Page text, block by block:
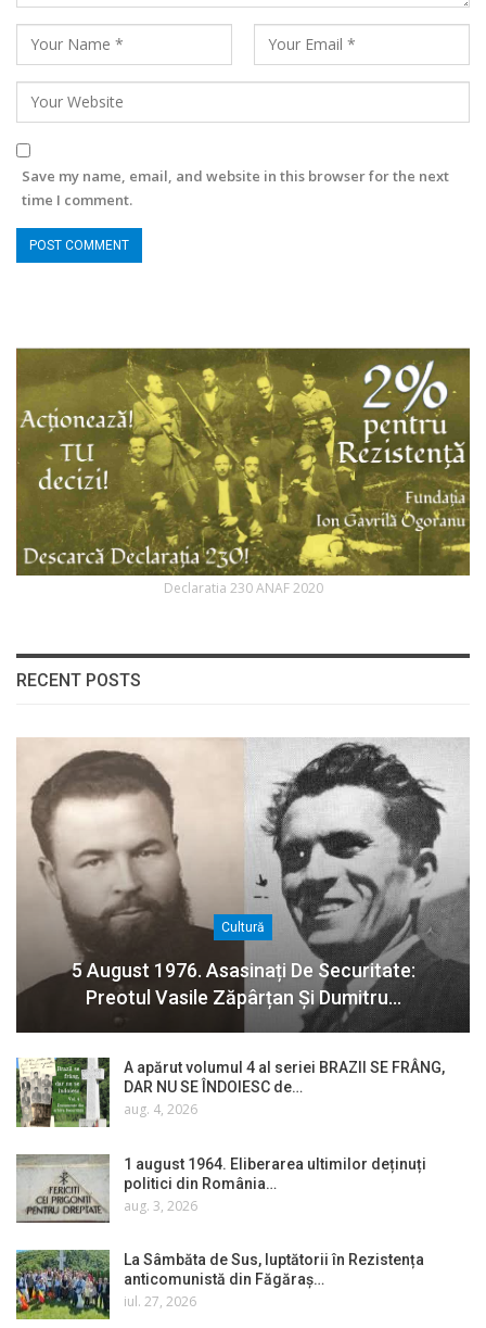
Save my name, email, and website in this browser for the next
time I comment.
Declaratia 230 ANAF 2020
RECENT POSTS
Cultură
5 August 1976. Asasinați De Securitate:
Preotul Vasile Zăpârțan Și Dumitru…
A apărut volumul 4 al seriei BRAZII SE FRÂNG,
DAR NU SE ÎNDOIESC de…
aug. 4, 2026
1 august 1964. Eliberarea ultimilor deținuți
politici din România…
aug. 3, 2026
La Sâmbăta de Sus, luptătorii în Rezistența
anticomunistă din Făgăraș…
iul. 27, 2026